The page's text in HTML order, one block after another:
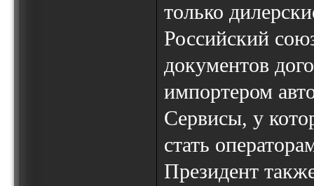
только
Российский
документов
импортером
Сервисы, у
стать
Президент